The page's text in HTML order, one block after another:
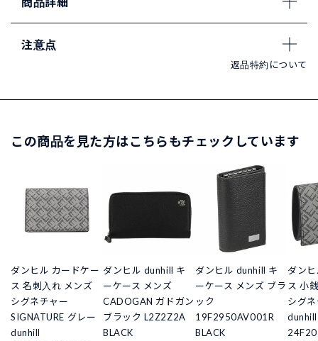
注意点
返品特約について
この商品を見た方はこちらもチェックしています
ダンヒル カードケー
ス 名刺入れ メンズ
シグネチャー
SIGNATURE グレー
dunhill
ダンヒル dunhill キ
ーケース メンズ
CADOGAN ガドガン
ブラック L2Z2Z2A
BLACK
ダンヒル dunhill キ
ーケース メンズ ブラ
ック
19F2950AV001R
BLACK
ダン
ス 小
シグ
dunhill